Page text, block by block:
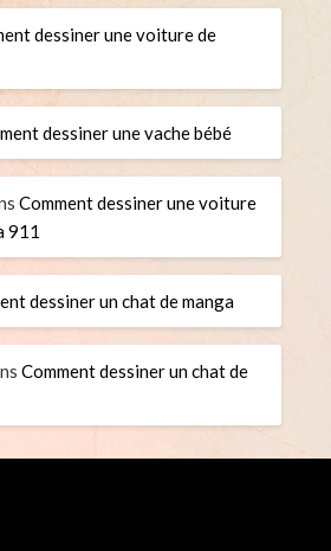
dessiner une voiture de
dessiner une vache bébé
Comment dessiner une voiture
911
dessiner un chat de manga
Comment dessiner un chat de